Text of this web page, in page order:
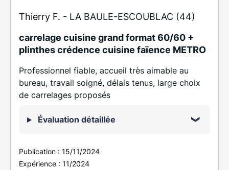
Thierry F. - LA BAULE-ESCOUBLAC (44)
carrelage cuisine grand format 60/60 +
plinthes crédence cuisine faïence METRO
Professionnel fiable, accueil très aimable au
bureau, travail soigné, délais tenus, large choix
de carrelages proposés
Évaluation détaillée
Publication : 15/11/2024
Expérience : 11/2024